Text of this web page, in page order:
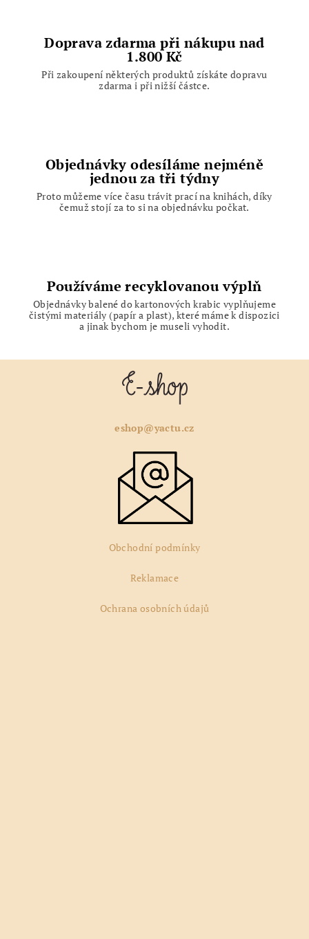
p
i
s
u
Doprava zdarma při nákupu nad
1.800 Kč
Při zakoupení některých produktů získáte dopravu
zdarma i při nižší částce.
Objednávky odesíláme nejméně
jednou za tři týdny
Proto můžeme více času trávit prací na knihách, díky
čemuž stojí za to si na objednávku počkat.
Používáme recyklovanou výplň
Objednávky balené do kartonových krabic vyplňujeme
čistými materiály (papír a plast), které máme k dispozici
a jinak bychom je museli vyhodit.
eshop@yactu.cz
Obchodní podmínky
Reklamace
Ochrana osobních údajů